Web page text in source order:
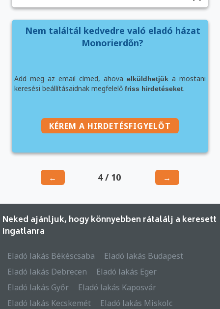
Nem találtál kedvedre való eladó házat
Monorierdőn?
Add meg az email címed, ahova elküldhetjük a mostani
keresési beállításaidnak megfelelő friss hirdetéseket.
KÉREM A HIRDETÉSFIGYELŐT
← 4 / 10 →
Neked ajánljuk, hogy könnyebben rátalálj a keresett
ingatlanra
Eladó lakás Békéscsaba
Eladó lakás Budapest
Eladó lakás Debrecen
Eladó lakás Eger
Eladó lakás Győr
Eladó lakás Kaposvár
Eladó lakás Kecskemét
Eladó lakás Miskolc